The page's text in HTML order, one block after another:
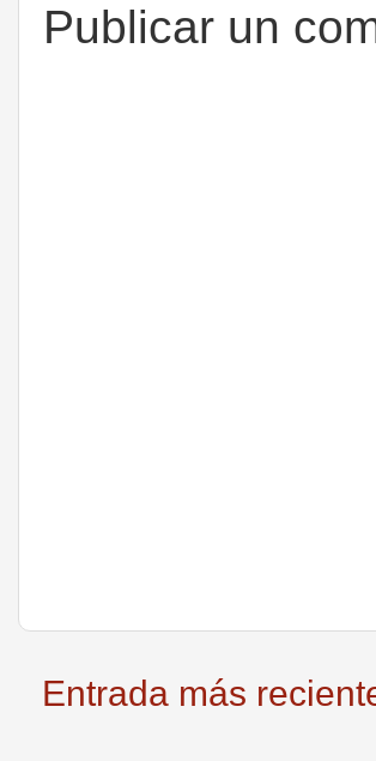
Publicar un
Entrada más